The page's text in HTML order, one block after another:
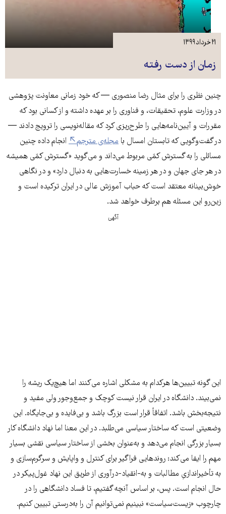
زمان از دست رفته
۲۱ خرداد ۱۳۹۹
چنین نظری را برای مثال رضا منصوری — که خود زمانی معاونت پژوهشی
در وزارت علوم، تحقیقات، و فناوری را بر عهده داشته و از کسانی بود که
مقررات و آیین‌نامه‌هایی را طرح‌ریزی کرد که مقاله‌نویسی را ترویج دادند —
در گفت‌وگویی که تابستان امسال با مجله‌ی مترجم
انجام داده چنین
مسائلی را به گسترش کمّی مربوط می‌داند و می‌گوید «گسترش کمّی همیشه
در هر جای جهان و در هر زمینه خسارت‌هایی به دنبال دارد» و در نگاهی
خوش‌بینانه معتقد است که حباب آموزش عالی در ایران ترکیده است و
زین‌رو این مسئله هم برطرف خواهد شد.
آگهی
این گونه تبیین‌ها هرکدام به مشکلی اشاره می‌کنند اما هیچ‌یک ریشه را
نمی‌بیند. دانشگاه در ایران قرار نیست کوچک و جمع‌وجور ولی مفید و
نتیجه‌بخش باشد. اتفاقاً قرار است بزرگ باشد و بی‌فایده و بی‌جایگاه. این
وضعیتی است که ساختار سیاسی می‌طلبد. در این معنا اما نهاد دانشگاه کار
بسیار بزرگی انجام می‌دهد و به‌عنوان بخشی از ساختار سیاسی نقشی بسیار
مهم را ایفا می‌کند: روندهایی فراگیر برای کنترل و واپایش و سرگرم‌سازی و
به تأخیراندازیِ مطالبات و به-‌انقیاد-درآوری از طریق این نهاد غول‌پیکر در
حال انجام است. پس، بر اساس آنچه گفتیم، تا فساد دانشگاهی را در
چارچوب «زیست‌سیاست» نبینیم نمی‌توانیم آن را به‌درستی تبیین کنیم.